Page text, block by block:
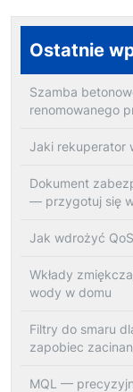
Ostatnie
Szamba
renomowanego
Jaki rekuperator
Dokument
— przygotuj się
Jak wdrożyć QoS
Wkłady
wody w domu
Filtry do smaru
zapobiec
MQL —